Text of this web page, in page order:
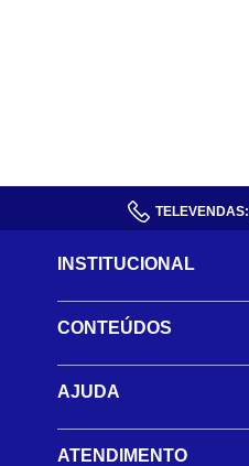
TELEVENDAS:
INSTITUCIONAL
CONTEÚDOS
AJUDA
ATENDIMENTO